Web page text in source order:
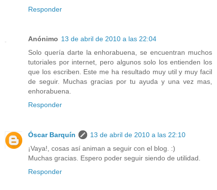
Responder
Anónimo 13 de abril de 2010 a las 22:04
Solo quería darte la enhorabuena, se encuentran muchos
tutoriales por internet, pero algunos solo los entienden los
que los escriben. Este me ha resultado muy util y muy facil
de seguir. Muchas gracias por tu ayuda y una vez mas,
enhorabuena.
Responder
Óscar Barquín
13 de abril de 2010 a las 22:10
¡Vaya!, cosas así animan a seguir con el blog. :)
Muchas gracias. Espero poder seguir siendo de utilidad.
Responder